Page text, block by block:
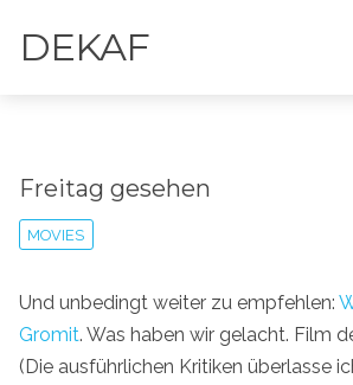
DEKAF
Freitag gesehen
MOVIES
Und unbedingt weiter zu empfehlen:
Gromit. Was haben wir gelacht. Film
(Die ausführlichen Kritiken überlasse